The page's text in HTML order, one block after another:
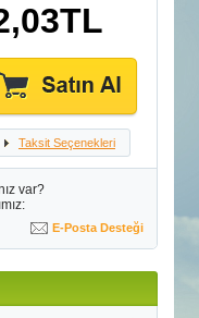
Taksit Seçenekleri
var?
E-Posta Desteği